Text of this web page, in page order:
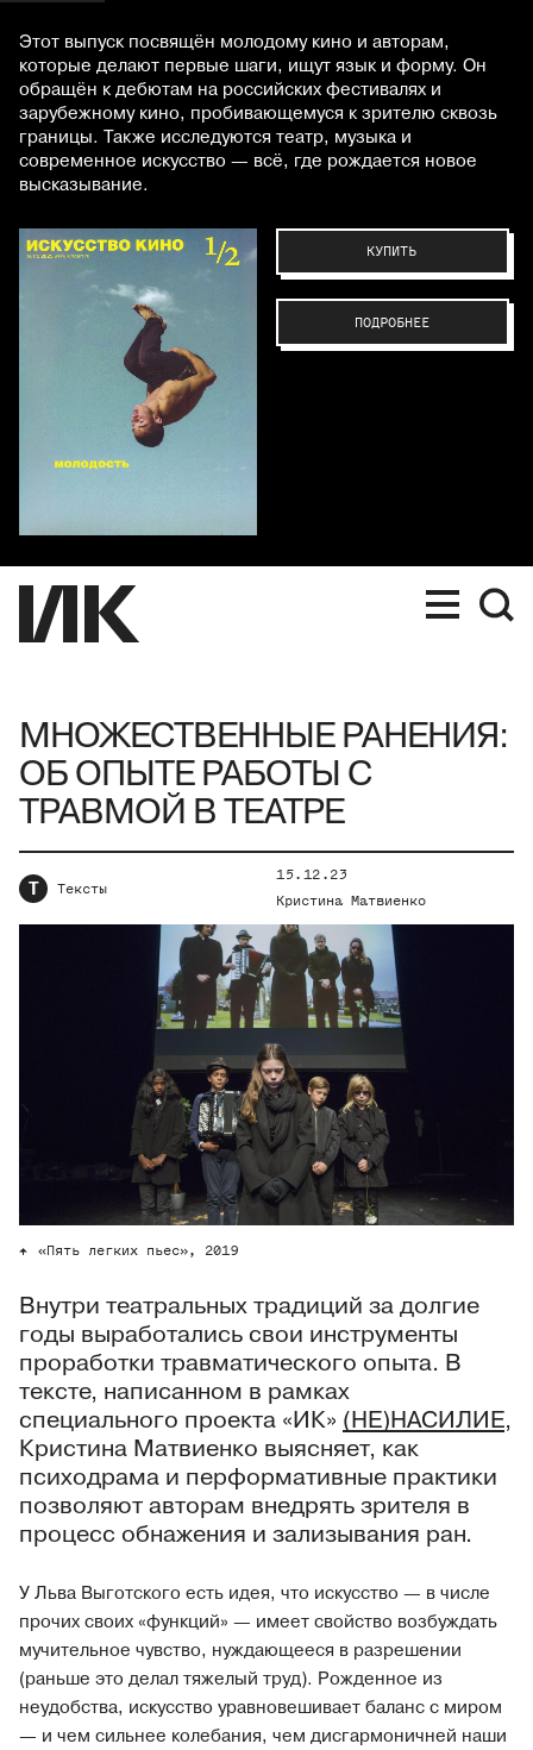
Этот выпуск посвящён молодому кино и авторам,
которые делают первые шаги, ищут язык и форму. Он
обращён к дебютам на российских фестивалях и
зарубежному кино, пробивающемуся к зрителю сквозь
границы. Также исследуются театр, музыка и
современное искусство — всё, где рождается новое
высказывание.
КУПИТЬ
ПОДРОБНЕЕ
МНОЖЕСТВЕННЫЕ РАНЕНИЯ:
ОБ ОПЫТЕ РАБОТЫ С
ТРАВМОЙ В ТЕАТРЕ
Т Тексты
15.12.23
Кристина Матвиенко
«Пять легких пьес», 2019
Внутри театральных традиций за долгие
годы выработались свои инструменты
проработки травматического опыта. В
тексте, написанном в рамках
специального проекта «ИК» (НЕ)НАСИЛИЕ,
Кристина Матвиенко выясняет, как
психодрама и перформативные практики
позволяют авторам внедрять зрителя в
процесс обнажения и зализывания ран.
У Льва Выготского есть идея, что искусство — в числе
прочих своих «функций» — имеет свойство возбуждать
мучительное чувство, нуждающееся в разрешении
(раньше это делал тяжелый труд). Рожденное из
неудобства, искусство уравновешивает баланс с миром
— и чем сильнее колебания, чем дисгармоничней наши